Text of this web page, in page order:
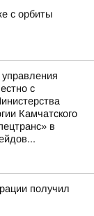
с орбиты
с
Камчатского
в
получил